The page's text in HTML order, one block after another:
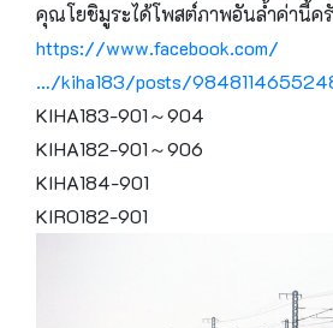
คุณโยชิมูระได้โพสต์ภาพอันล้ำค่านี้ค
https://www.facebook.com/
…/kiha183/posts/
KIHA183-901～904
KIHA182-901～906
KIHA184-901
KIRO182-901